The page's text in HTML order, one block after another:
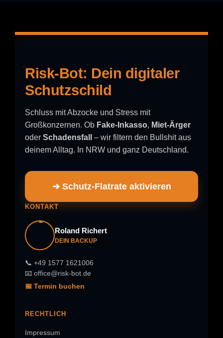
Risk-Bot: Dein digitaler
Schutzschild
Schluss mit Abzocke und Stress mit
Großkonzernen. Ob Fake-Inkasso, Miet-Ärger
oder Schadensfall
– wir filtern den Bullshit aus
deinem Alltag. In NRW und ganz Deutschland.
➔ Schutz-Flatrate aktivieren
KONTAKT
Roland Richert
DEIN BACKUP
📞 +49 1577 1621006
📧 office@risk-bot.de
📅 Termin buchen
RECHTLICH
Impressum